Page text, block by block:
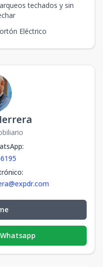
techados y sin
Eléctrico
:
: